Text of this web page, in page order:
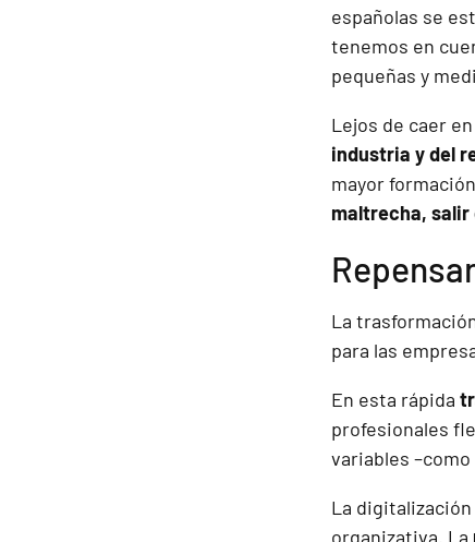
españolas se
tenemos en
pequeñas y
Lejos de caer
industria y del
mayor
maltrecha, salir
La
para las
En esta rápida
profesionales
variables
La
organizativa. La